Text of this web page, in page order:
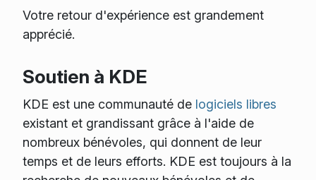
Votre retour d'expérience est grandement
apprécié.
Soutien à KDE
KDE est une communauté de logiciels libres
existant et grandissant grâce à l'aide de
nombreux bénévoles, qui donnent de leur
temps et de leurs efforts. KDE est toujours à la